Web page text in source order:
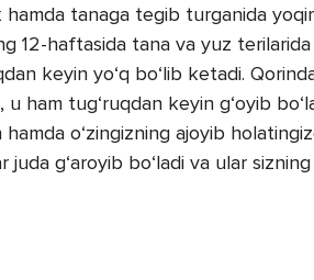
tanaga tegib turganida
12-haftasida tana va yuz
keyin yo‘q bo‘lib ketadi.
ham tug‘ruqdan keyin g‘oyib
hamda o‘zingizning ajoyib
g‘aroyib bo‘ladi va ular